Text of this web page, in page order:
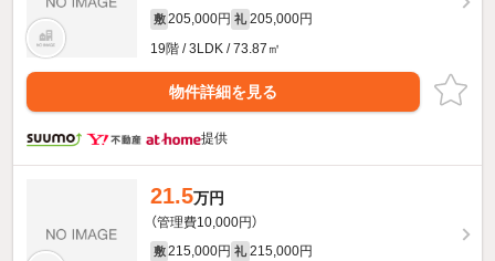
敷 205,000円 礼 205,000円
19階 / 3LDK / 73.87㎡
物件詳細を見る
提供
21.5万円
（管理費10,000円）
敷 215,000円 礼 215,000円